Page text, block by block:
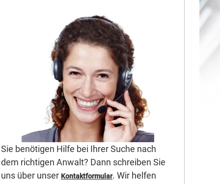
Sie benötigen Hilfe bei Ihrer Suche nach
dem richtigen Anwalt? Dann schreiben Sie
uns über unser Kontaktformular. Wir helfen